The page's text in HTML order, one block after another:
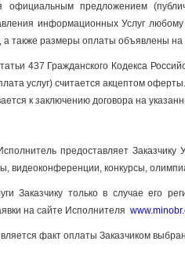
официальным предложением
информационных Услуг
а также размеры оплаты объявлены
437 Гражданского Кодекса
услуг) считается акцептом
к заключению договора на
предоставляет
видеоконференции, конкурсы,
Заказчику только в случае его
на сайте Исполнителя
факт оплаты Заказчиком